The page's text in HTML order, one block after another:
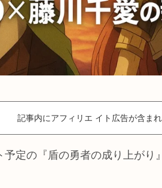
記事内にアフィリエ イト広告が含ま
定の『盾の勇者の成り上がり